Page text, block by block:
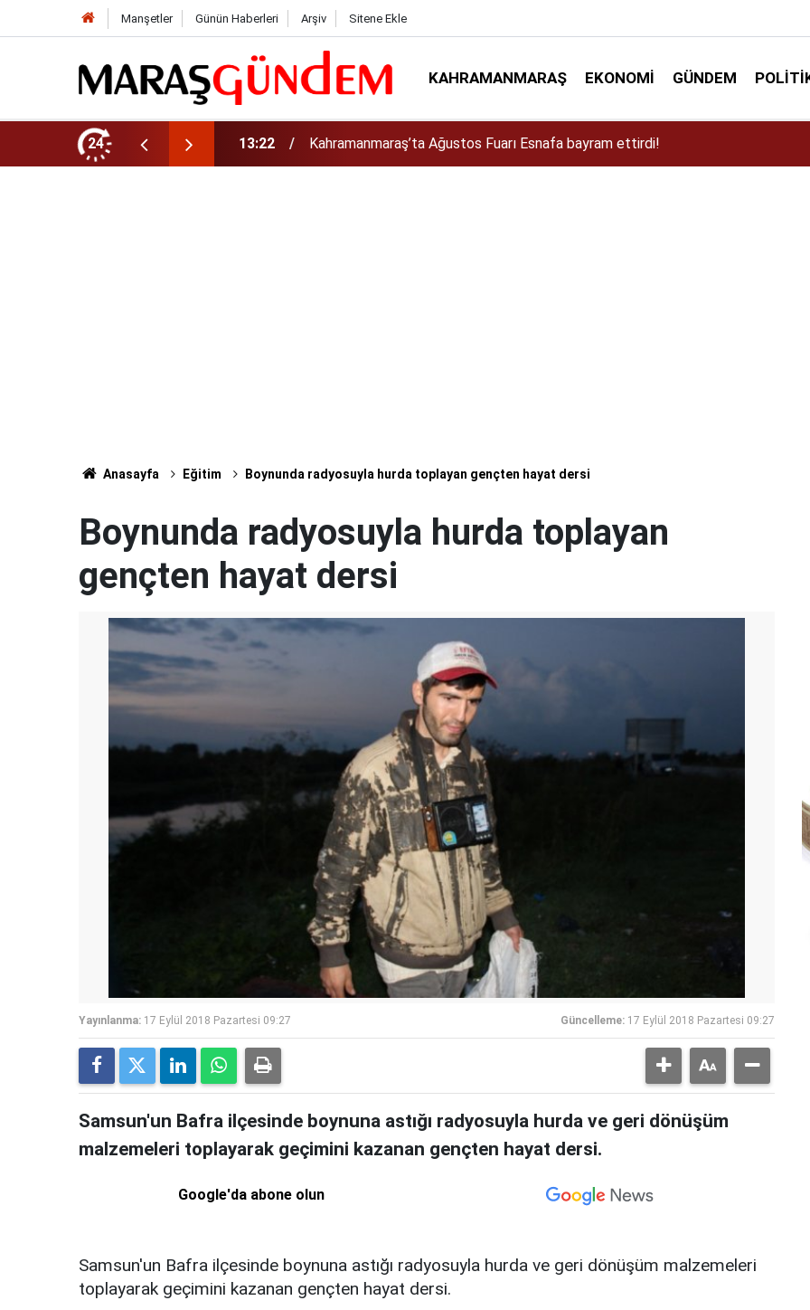
Manşetler Günün Haberleri Arşiv Sitene Ekle
KAHRAMANMARAŞ EKONOMI GÜNDEM
24 13:17 Kahramanmaraş’ta Dulkadiroğlu Kırsalına 45 Milyonluk Yol Yatırımı!
Anasayfa Eğitim Boynunda radyosuyla hurda toplayan gençten hayat dersi
Boynunda radyosuyla hurda toplayan
gençten hayat dersi
Yayınlanma: 17 Eylül 2018 Pazartesi 09:27 Güncelleme: 17 Eylül 2018 Pazartesi 09:27
Samsun'un Bafra ilçesinde boynuna astığı radyosuyla hurda ve geri dönüşüm
malzemeleri toplayarak geçimini kazanan gençten hayat dersi.
Google'da abone olun
Samsun'un Bafra ilçesinde boynuna astığı radyosuyla hurda ve geri dönüşüm malzemeleri
toplayarak geçimini kazanan gençten hayat dersi.